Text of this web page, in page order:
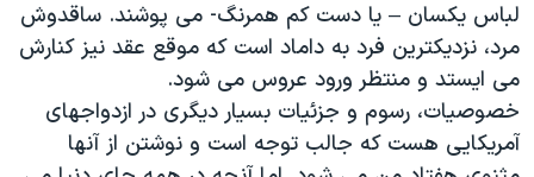
لباس یکسان – یا دست کم همرنگ- می پوشند. ساقدوش
مرد، نزدیکترین فرد به داماد است که موقع عقد نیز کنارش
می ایستد و منتظر ورود عروس می شود.
خصوصیات، رسوم و جزئیات بسیار دیگری در ازدواجهای
آمریکایی هست که جالب توجه است و نوشتن از آنها